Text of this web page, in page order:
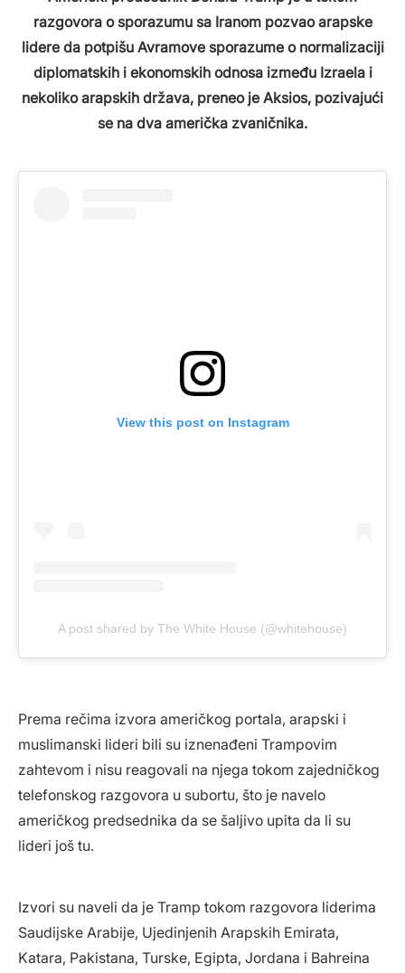
razgovora o sporazumu sa Iranom pozvao arapske
lidere da potpišu Avramove sporazume o normalizaciji
diplomatskih i ekonomskih odnosa između Izraela i
nekoliko arapskih država, preneo je Aksios, pozivajući
se na dva američka zvaničnika.
View this post on Instagram
A post shared by The White House (@whitehouse)
Prema rečima izvora američkog portala, arapski i
muslimanski lideri bili su iznenađeni Trampovim
zahtevom i nisu reagovali na njega tokom zajedničkog
telefonskog razgovora u subortu, što je navelo
američkog predsednika da se šaljivo upita da li su
lideri još tu.
Izvori su naveli da je Tramp tokom razgovora liderima
Saudijske Arabije, Ujedinjenih Arapskih Emirata,
Katara, Pakistana, Turske, Egipta, Jordana i Bahreina